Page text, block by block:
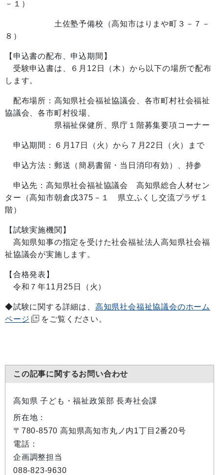
－１）
土佐塾予備校（高知市はりまや町３－７－
８）
【申込書の配布、申込期間】
受験申込書は、６月12日（木）から以下の場所で配布
します。
配布場所：高知県社会福祉協議会、各市町村社会福祉
協議会、各市町村役場、
県福祉保健所、県庁１階募集要項コーナー
申込期間：６月17日（火）から７月22日（火）まで
申込方法：郵送（簡易書留・当日消印有効）、持参
申込先：高知県社会福祉協議会 高知県総合人材セン
ター（高知市朝倉戊375－１ 県立ふくし交流プラザ１
階）
【試験実施機関】
高知県知事の指定を受けた社会福祉法人高知県社会福
祉協議会が実施します。
【合格発表】
令和７年11月25日（火）
◆試験に関する詳細は、 高知県社会福祉協議会のホーム
ページ
をご覧ください。
この記事に関するお問い合わせ
高知県 子ども・福祉政策部 長寿社会課
所在地：
〒780-8570 高知県高知市丸ノ内1丁目2番20号
電話：
企画調整担当
088-823-9630